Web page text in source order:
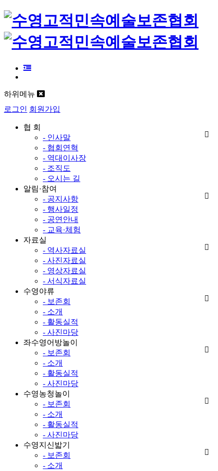
하위메뉴
로그인 회원가입
협 회
- 인사말
- 협회연혁
- 역대이사장
- 조직도
- 오시는 길
알림·참여
- 공지사항
- 행사일정
- 공연안내
- 교육·체험
자료실
- 역사자료실
- 사진자료실
- 영상자료실
- 서식자료실
수영야류
- 보존회
- 소개
- 활동실적
- 사진마당
좌수영어방놀이
- 보존회
- 소개
- 활동실적
- 사진마당
수영농청놀이
- 보존회
- 소개
- 활동실적
- 사진마당
수영지신밟기
- 보존회
- 소개